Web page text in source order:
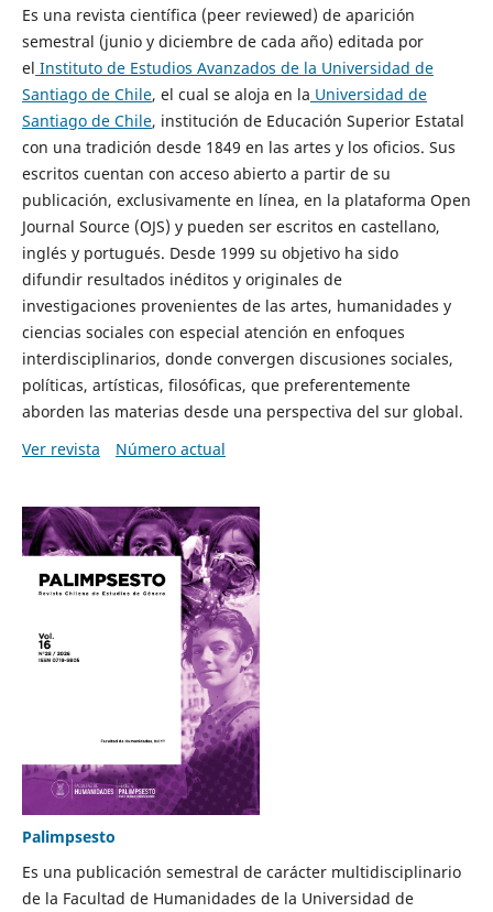
Es una revista científica (peer reviewed) de aparición
semestral (junio y diciembre de cada año) editada por
el Instituto de Estudios Avanzados de la Universidad de
Santiago de Chile, el cual se aloja en la Universidad de
Santiago de Chile, institución de Educación Superior Estatal
con una tradición desde 1849 en las artes y los oficios. Sus
escritos cuentan con acceso abierto a partir de su
publicación, exclusivamente en línea, en la plataforma Open
Journal Source (OJS) y pueden ser escritos en castellano,
inglés y portugués. Desde 1999 su objetivo ha sido
difundir resultados inéditos y originales de
investigaciones provenientes de las artes, humanidades y
ciencias sociales con especial atención en enfoques
interdisciplinarios, donde convergen discusiones sociales,
políticas, artísticas, filosóficas, que preferentemente
aborden las materias desde una perspectiva del sur global.
Ver revista
Número actual
Palimpsesto
Es una publicación semestral de carácter multidisciplinario
de la Facultad de Humanidades de la Universidad de